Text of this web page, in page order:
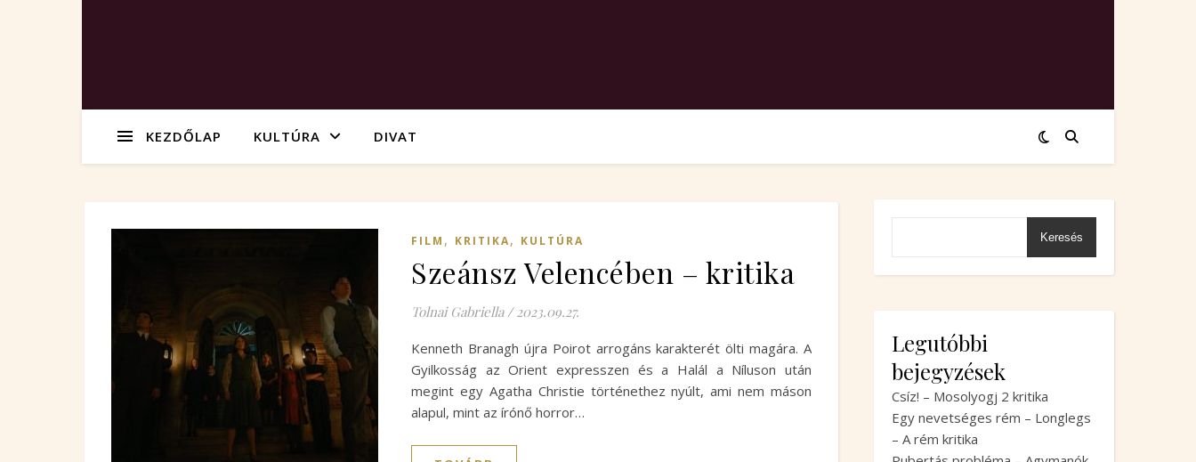
KEZDŐLAP KULTÚRA DIVAT
FILM , KRITIKA, KULTÚRA
Szeánsz Velencében – kritika
Tolnai Gabriella / 2023.09.27.
Kenneth Branagh újra Poirot arrogáns karakterét ölti magára. A
Gyilkosság az Orient expresszen és a Halál a Níluson után
megint egy Agatha Christie történethez nyúlt, ami nem máson
alapul, mint az írónő horror…
Keresés
Legutóbbi
bejegyzések
Csíz! – Mosolyogj 2 kritika
Egy nevetséges rém – Longlegs
– A rém kritika